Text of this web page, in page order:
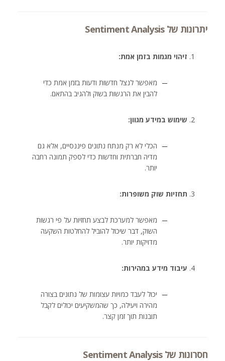
יתרונות של Sentiment Analysis
זיהוי מגמות בזמן אמת:
מאפשר לנצל חדשות ודעות בזמן אמת כדי
להבין את הרגשות בשוק ולהגיב בהתאם.
שימוש במידע מגוון:
הכלי לא רק מנתח נתונים פיננסיים, אלא גם
מדיה חברתית וחדשות כדי לספק תמונה רחבה
יותר.
תחזיות שוק משופרות:
מאפשר למערכת לבצע תחזיות על פי רגשות
השוק, דבר שיכול להוביל להחלטות השקעה
מדויקות יותר.
עיבוד מידע במהירות:
יכול לעבד כמויות עצומות של נתונים בצורה
מהירה ויעילה, כך שהמשקיעים יכולים לקבל
תובנות תוך זמן קצר.
חסרונות של Sentiment Analysis